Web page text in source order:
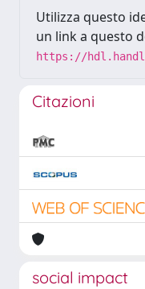
Utilizza questo
un link a questo
https://
Citazioni
social impact